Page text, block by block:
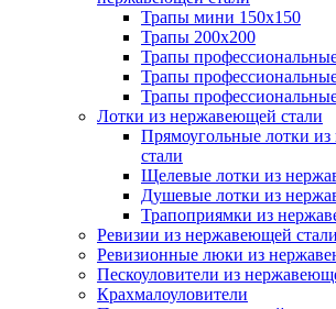
Трапы мини 150х150
Трапы 200х200
Трапы
Трапы
Трапы
Лотки из нержавеющей стали
Прямоугольные лотки
стали
Щелевые лотки из
Душевые лотки из
Трапоприямки из
Ревизии из нержавеющей стали
Ревизионные люки из
Пескоуловители из
Крахмалоуловители